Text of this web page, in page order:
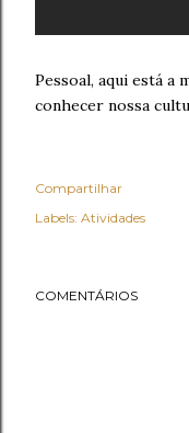
Pessoal, aqui está a
conhecer nossa
Compartilhar
Labels: Atividades
COMENTÁRIOS